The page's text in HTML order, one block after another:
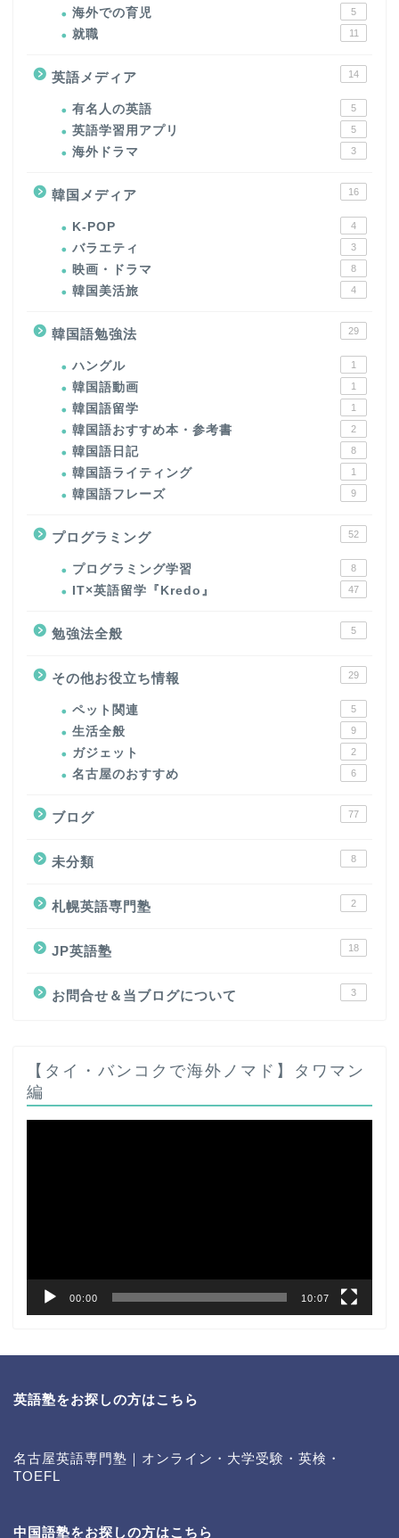
海外での育児 5
就職 11
英語メディア 14
有名人の英語 5
英語学習用アプリ 5
海外ドラマ 3
韓国メディア 16
K-POP 4
バラエティ 3
映画・ドラマ 8
韓国美活旅 4
韓国語勉強法 29
ハングル 1
韓国語動画 1
韓国語留学 1
韓国語おすすめ本・参考書 2
韓国語日記 8
韓国語ライティング 1
韓国語フレーズ 9
プログラミング 52
プログラミング学習 8
IT×英語留学『Kredo』 47
勉強法全般 5
その他お役立ち情報 29
ペット関連 5
生活全般 9
ガジェット 2
名古屋のおすすめ 6
ブログ 77
未分類 8
札幌英語専門塾 2
JP英語塾 18
お問合せ＆当ブログについて 3
【タイ・バンコクで海外ノマド】タワマン
編
00:00 10:07
英語塾をお探しの方はこちら
名古屋英語専門塾｜オンライン・大学受験・英検・
TOEFL
中国語塾をお探しの方はこちら